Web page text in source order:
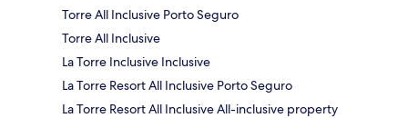
Torre All Inclusive Porto Seguro
Torre All Inclusive
La Torre Inclusive Inclusive
La Torre Resort All Inclusive Porto Seguro
La Torre Resort All Inclusive All-inclusive property